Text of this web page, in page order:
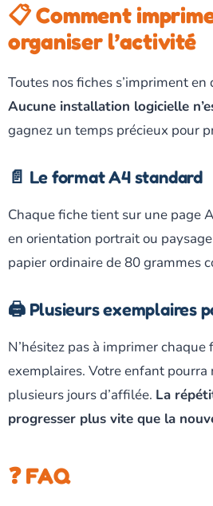
📋 Comment
organiser l’activité
Toutes nos fiches s’impriment en
Aucune installation logicielle
gagnez un temps précieux pour
📄 Le format A4 standard
Chaque fiche tient sur une page
en orientation portrait ou
papier ordinaire de 80 grammes
🖨️ Plusieurs exemplaires
N’hésitez pas à imprimer
exemplaires. Votre enfant
plusieurs jours d’affilée. La
progresser plus vite que la
❓ FAQ